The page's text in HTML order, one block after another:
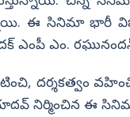
విజయనగరం
పార్వతీపురం మన్యం
పశ్చిమ గోదావరి
ఏలూరు
రంగారెడ్డి
ఈ సినిమా భారీ
ఎంపీ ఎం.
దర్శకత్వం
నిర్మించిన ఈ